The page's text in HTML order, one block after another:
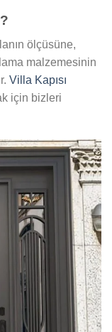
ölçüsüne,
malzemesinin
Villa Kapısı
için bizleri